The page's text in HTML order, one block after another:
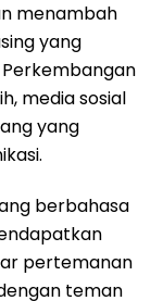
menambah
yang
media sosial
yang
berbahasa
pertemanan
teman